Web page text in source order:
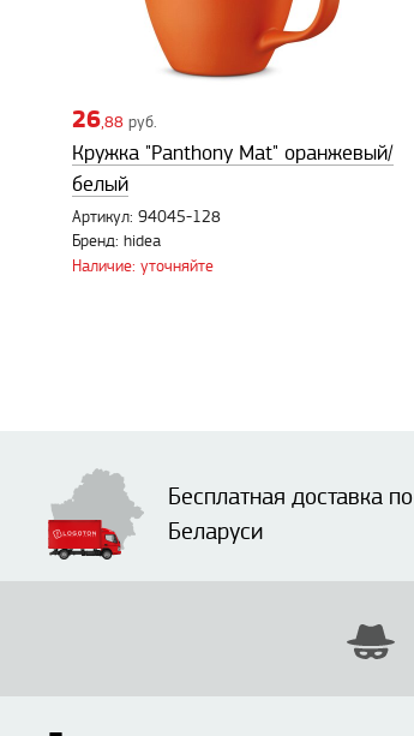
26,88 руб.
Кружка "Panthony Mat" оранжевый/
белый
Артикул: 94045-128
Бренд: hidea
Наличие: уточняйте
Бесплатная доставка по
Беларуси